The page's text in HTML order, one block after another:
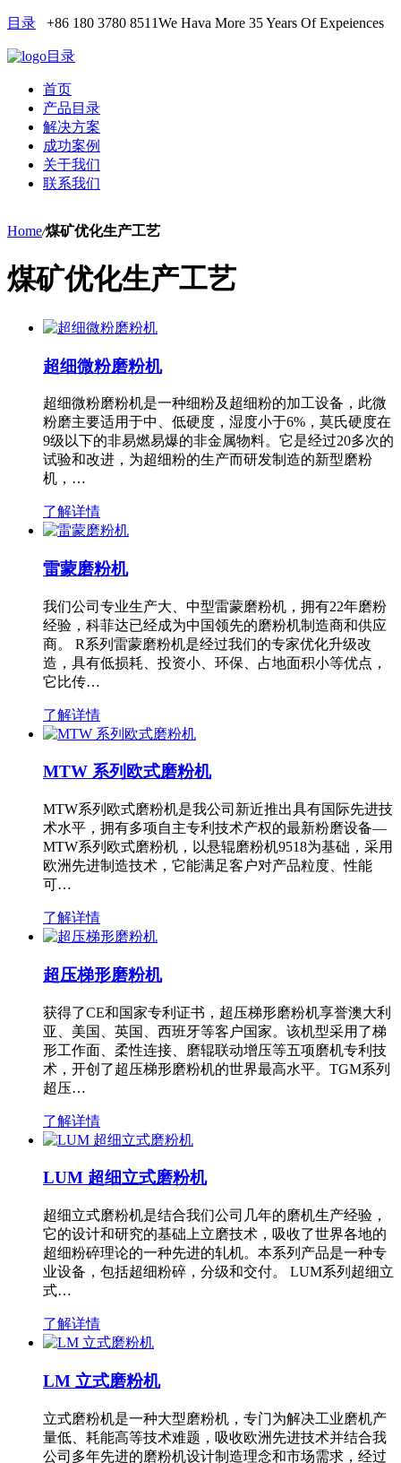
目录 +86 180 3780 8511We Hava More 35 Years Of Expeiences
目录
首页
产品目录
解决方案
成功案例
关于我们
联系我们
Home/煤矿优化生产工艺
煤矿优化生产工艺
超细微粉磨粉机
超细微粉磨粉机是一种细粉及超细粉的加工设备，此微
粉磨主要适用于中、低硬度，湿度小于6%，莫氏硬度在
9级以下的非易燃易爆的非金属物料。它是经过20多次的
试验和改进，为超细粉的生产而研发制造的新型磨粉
机，…
了解详情
雷蒙磨粉机
我们公司专业生产大、中型雷蒙磨粉机，拥有22年磨粉
经验，科菲达已经成为中国领先的磨粉机制造商和供应
商。 R系列雷蒙磨粉机是经过我们的专家优化升级改
造，具有低损耗、投资小、环保、占地面积小等优点，
它比传…
了解详情
MTW 系列欧式磨粉机
MTW系列欧式磨粉机是我公司新近推出具有国际先进技
术水平，拥有多项自主专利技术产权的最新粉磨设备—
MTW系列欧式磨粉机，以悬辊磨粉机9518为基础，采用
欧洲先进制造技术，它能满足客户对产品粒度、性能
可…
了解详情
超压梯形磨粉机
获得了CE和国家专利证书，超压梯形磨粉机享誉澳大利
亚、美国、英国、西班牙等客户国家。该机型采用了梯
形工作面、柔性连接、磨辊联动增压等五项磨机专利技
术，开创了超压梯形磨粉机的世界最高水平。TGM系列
超压…
了解详情
LUM 超细立式磨粉机
超细立式磨粉机是结合我们公司几年的磨机生产经验，
它的设计和研究的基础上立磨技术，吸收了世界各地的
超细粉碎理论的一种先进的轧机。本系列产品是一种专
业设备，包括超细粉碎，分级和交付。 LUM系列超细立
式…
了解详情
LM 立式磨粉机
立式磨粉机是一种大型磨粉机，专门为解决工业磨机产
量低、耗能高等技术难题，吸收欧洲先进技术并结合我
公司多年先进的磨粉机设计制造理念和市场需求，经过